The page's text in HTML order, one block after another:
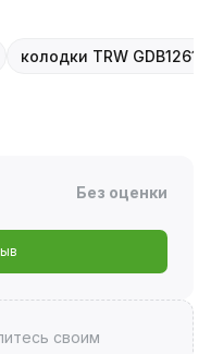
колодки TRW GDB1261
Без оценки
своим